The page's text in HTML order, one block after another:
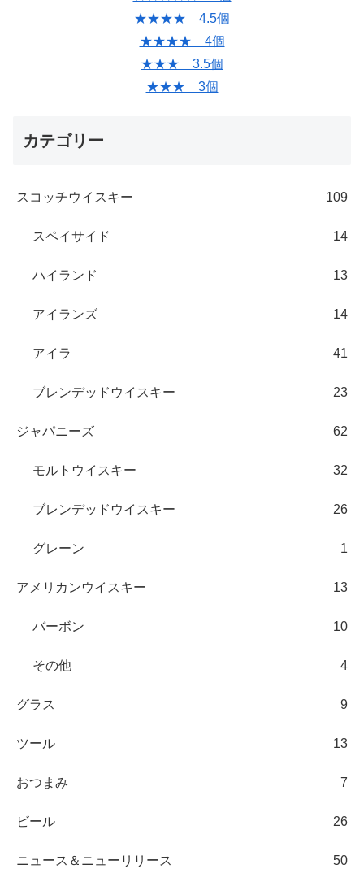
★★★★ 4.5個
★★★★ 4個
★★★ 3.5個
★★★ 3個
カテゴリー
スコッチウイスキー 109
スペイサイド 14
ハイランド 13
アイランズ 14
アイラ 41
ブレンデッドウイスキー 23
ジャパニーズ 62
モルトウイスキー 32
ブレンデッドウイスキー 26
グレーン 1
アメリカンウイスキー 13
バーボン 10
その他 4
グラス 9
ツール 13
おつまみ 7
ビール 26
ニュース＆ニューリリース 50